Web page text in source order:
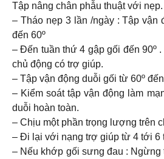
Tập nâng chân phẫu thuật với nẹp.
– Tháo nẹp 3 lần /ngày : Tập vận
đến 60º
– Đến tuần thứ 4 gập gối đến 90º
chủ động có trợ giúp.
– Tập vận động duỗi gối từ 60º đến
– Kiểm soát tập vận động làm
duỗi hoàn toàn.
– Chịu một phần trọng lượng trên
– Đi lại với nạng trợ giúp từ 4 tới 6
– Nếu khớp gối sưng đau :